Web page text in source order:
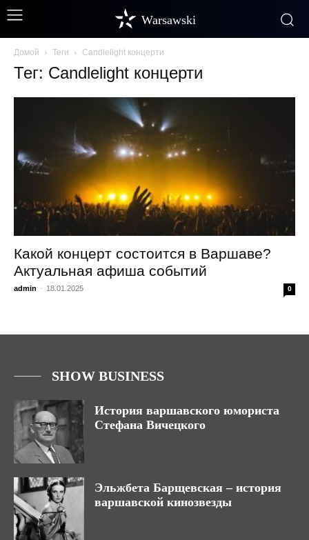
Warsawski
Домой Теги Candlelight концерти
Тег: Candlelight концерти
Какой концерт состоится в Варшаве?
Актуальная афиша событий
admin - 18.01.2025 0
SHOW BUSINESS
История варшавского юмориста
Стефана Вичецкого
Эльжбета Барщевская – история
варшавской кинозвезды